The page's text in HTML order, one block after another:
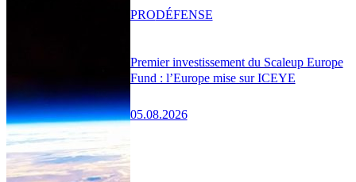
Premier investissement du Scaleup Europe
Fund : l’Europe mise sur ICEYE
05.08.2026
PRODÉFENSE